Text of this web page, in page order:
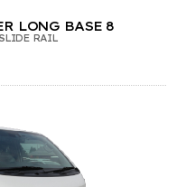
LONG BASE 8
RAIL